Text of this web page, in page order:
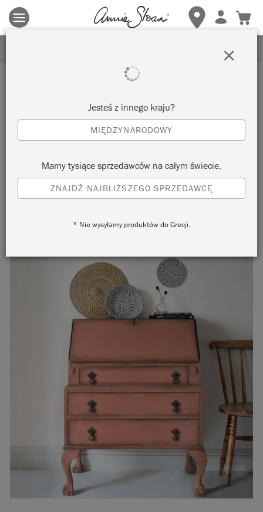
Obowiązują zasady i warunki. Kliknij tutaj
aby uzyskać więcej
szczegółów.
Inspiracje
SEKRETARZYK W KOLORZE
SCANDINAVIANN PINK
autorstwa Chloe Kempster
This original 1940s bureau has been given a stylish and
Jesteś z innego kraju?
MIĘDZYNARODOWY
Mamy tysiące sprzedawców na całym świecie.
ZNAJDŹ NAJBLIŻSZEGO SPRZEDAWCĘ
* Nie wysyłamy produktów do Grecji.
×